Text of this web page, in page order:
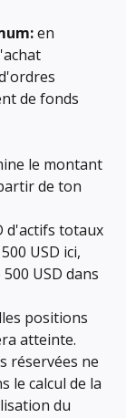
en
de fonds
le montant
de ton
d'actifs totaux
USD ici,
USD dans
positions
atteinte.
réservées ne
le calcul de la
du